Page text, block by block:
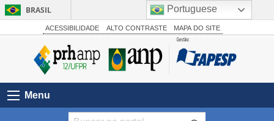
BRASIL
Simplifique!
Comunica BR
Participe
Legislação
ACESSIBILIDADE ALTO CONTRASTE MAPA DO SITE
Menu
Portuguese